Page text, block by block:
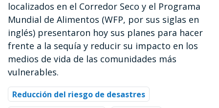
localizados en el Corredor Seco y el Programa
Mundial de Alimentos (WFP, por sus siglas en
inglés) presentaron hoy sus planes para hacer
frente a la sequía y reducir su impacto en los
medios de vida de las comunidades más
vulnerables.
Reducción del riesgo de desastres